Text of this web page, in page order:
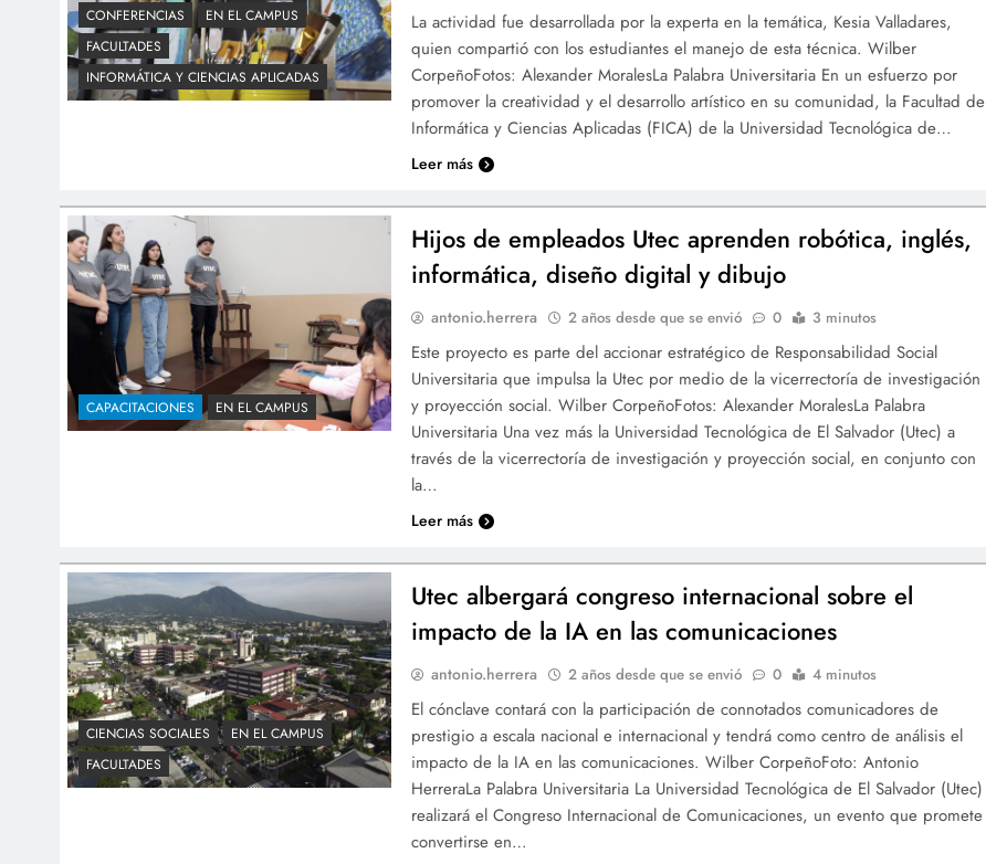
CONFERENCIAS
EN EL CAMPUS
FACULTADES
INFORMÁTICA Y CIENCIAS APLICADAS
La actividad fue desarrollada por la experta en la temática, Kesia Valladares,
quien compartió con los estudiantes el manejo de esta técnica. Wilber
CorpeñoFotos: Alexander MoralesLa Palabra Universitaria En un esfuerzo por
promover la creatividad y el desarrollo artístico en su comunidad, la Facultad de
Informática y Ciencias Aplicadas (FICA) de la Universidad Tecnológica de…
Leer más
CAPACITACIONES EN EL CAMPUS
Hijos de empleados Utec aprenden robótica, inglés,
informática, diseño digital y dibujo
antonio.herrera 2 años desde que se envió 0 3 minutos
Este proyecto es parte del accionar estratégico de Responsabilidad Social
Universitaria que impulsa la Utec por medio de la vicerrectoría de investigación
y proyección social. Wilber CorpeñoFotos: Alexander MoralesLa Palabra
Universitaria Una vez más la Universidad Tecnológica de El Salvador (Utec) a
través de la vicerrectoría de investigación y proyección social, en conjunto con
la…
Leer más
CIENCIAS SOCIALES
EN EL CAMPUS
FACULTADES
Utec albergará congreso internacional sobre el
impacto de la IA en las comunicaciones
antonio.herrera 2 años desde que se envió 0 4 minutos
El cónclave contará con la participación de connotados comunicadores de
prestigio a escala nacional e internacional y tendrá como centro de análisis el
impacto de la IA en las comunicaciones. Wilber CorpeñoFoto: Antonio
HerreraLa Palabra Universitaria La Universidad Tecnológica de El Salvador (Utec)
realizará el Congreso Internacional de Comunicaciones, un evento que promete
convertirse en…